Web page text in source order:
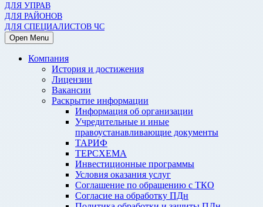
ДЛЯ УПРАВ
ДЛЯ РАЙОНОВ
ДЛЯ СПЕЦИАЛИСТОВ ЧС
Open Menu
Компания
История и достижения
Лицензии
Вакансии
Раскрытие информации
Информация об организации
Учредительные и иные
правоустанавливающие документы
ТАРИФ
ТЕРСХЕМА
Инвестиционные программы
Условия оказания услуг
Соглашение по обращению с ТКО
Согласие на обработку ПДн